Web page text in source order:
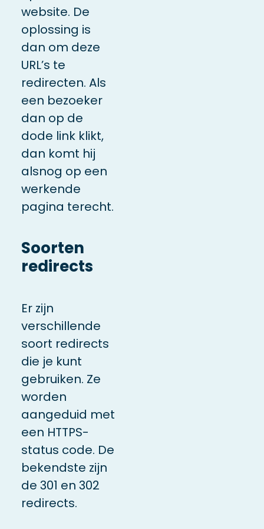
website. De
oplossing is
dan om deze
URL’s te
redirecten. Als
een bezoeker
dan op de
dode link klikt,
dan komt hij
alsnog op een
werkende
pagina terecht.
Soorten
redirects
Er zijn
verschillende
soort redirects
die je kunt
gebruiken. Ze
worden
aangeduid met
een HTTPS-
status code. De
bekendste zijn
de 301 en 302
redirects.